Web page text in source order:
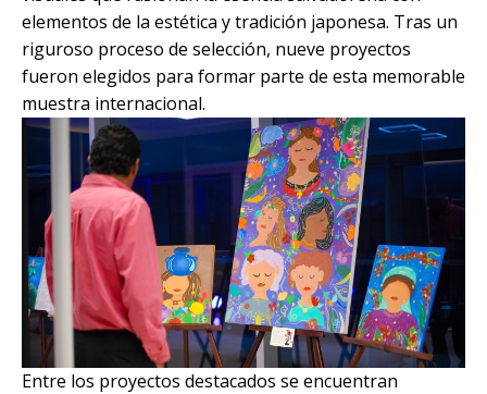
elementos de la estética y tradición japonesa. Tras un
riguroso proceso de selección, nueve proyectos
fueron elegidos para formar parte de esta memorable
muestra internacional.
Entre los proyectos destacados se encuentran